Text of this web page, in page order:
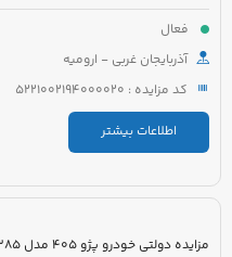
فعال
آذربایجان غربی - ارومیه
کد مزایده : 5221002194000020
اطلاعات بیشتر
مزایده دولتی خودرو پژو 405 مدل 1385 رنگ نقره ای